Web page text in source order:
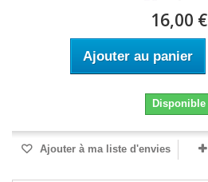
16,00 €
Ajouter au panier
Disponible
Ajouter à ma liste d'envies